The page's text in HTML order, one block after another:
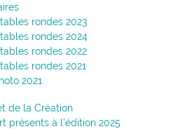
rondes 2023
rondes 2024
rondes 2022
rondes 2021
2021
de la Création
présents à l’édition 2025